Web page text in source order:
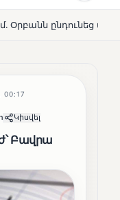
պարտությունը
Կիսվել
Բավրա